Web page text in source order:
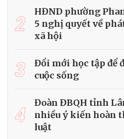
2
HĐND phường
5 nghị quyết về
xã hội
3
Đổi mới học tập để
cuộc sống
4
Đoàn ĐBQH tỉnh
nhiều ý kiến hoàn
luật